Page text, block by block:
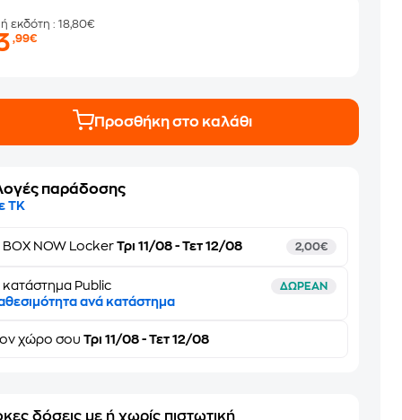
εκδότη: 18,80€
,99€
Προσθήκη στο καλάθι
παράδοσης
ΤΚ
BOX NOW Locker Τρι 11/08 - Τετ 12/08 2,00€
κατάστημα Public ΔΩΡΕΑΝ
ανά κατάστημα
χώρο σου Τρι 11/08 - Τετ 12/08
δόσεις με ή χωρίς πιστωτική